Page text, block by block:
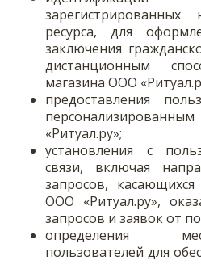
ресурса, для
заключения
дистанционным
магазина ООО
предоставления
«Ритуал.ру»;
установления с
связи, включая
запросов,
ООО «Ритуал.ру»,
запросов и заявок от
определения
пользователей для